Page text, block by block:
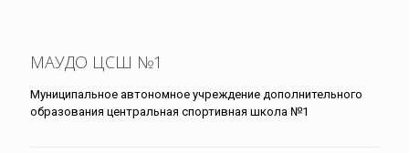
МАУДО ЦСШ №1
Муниципальное автономное учреждение дополнительного
образования центральная спортивная школа №1